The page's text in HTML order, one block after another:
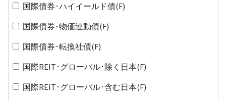
国際債券･ハイイールド債(F)
国際債券･物価連動債(F)
国際債券･転換社債(F)
国際REIT･グローバル･除く日本(F)
国際REIT･グローバル･含む日本(F)